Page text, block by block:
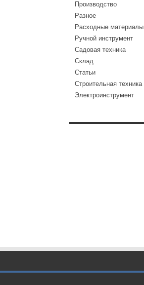
Производство
Разное
Расходные материалы
Ручной инструмент
Садовая техника
Склад
Статьи
Строительная техника
Электроинструмент